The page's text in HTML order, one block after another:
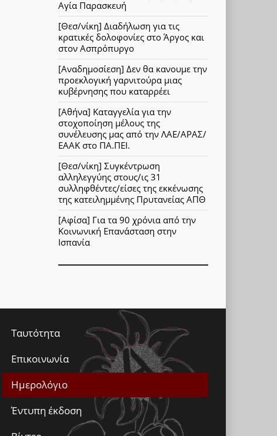
Αγία Παρασκευή
[Θεσ/νίκη] Διαδήλωση για τις
κρατικές δολοφονίες στο Άργος και
στον Ασπρόπυργο
[Αναδημοσίεση] Δεν θα κανουμε την
προεκλογική γαρνιτούρα μιας
κυβέρνησης που καταρρέει
[Αθήνα] Καταγγελία για την
στοχοποίηση μέλους της
συνέλευσης μας από την ΛΑΕ/ΑΡΑΣ/
ΕΑΑΚ στο ΠΑ.ΠΕΙ.
[Θεσ/νίκη] Συγκέντρωση
αλληλεγγύης στους/ις 31
συλληφθέντες/είσες της εκκένωσης
της κατειλημμένης Πρυτανείας ΑΠΘ
[Αφίσα] Για τα 90 χρόνια από την
Κοινωνική Επανάσταση στην
Ισπανία
Ταυτότητα
Επικοινωνία
Ημερολόγιο
Έντυπη έκδοση